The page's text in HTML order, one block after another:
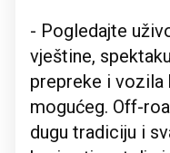
- Pogledajte
vještine,
prepreke i vozila
mogućeg. Off-
dugu tradiciju i